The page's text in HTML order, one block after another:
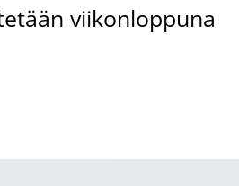
viikonloppuna